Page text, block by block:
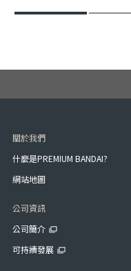
關於我們
什麼是PREMIUM BANDAI?
網站地圖
公司資訊
公司簡介
可持續發展